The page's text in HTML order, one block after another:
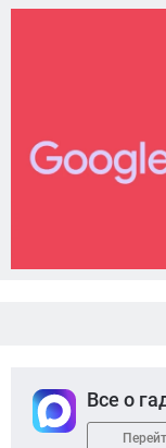
Все о